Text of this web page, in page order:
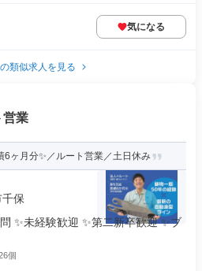
気になる
類似求人を見る
営業
6ヶ月分✨／ルート営業／土日休み
保
✨未経験歓迎 ✨第二新卒歓迎 ✨ブ
個